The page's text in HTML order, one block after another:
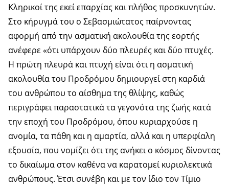
Κληρικοί της εκεί επαρχίας και πλήθος προσκυνητών.
Στο κήρυγμά του ο Σεβασμιώτατος παίρνοντας
αφορμή από την ασματική ακολουθία της εορτής
ανέφερε «ότι υπάρχουν δύο πλευρές και δύο πτυχές.
Η πρώτη πλευρά και πτυχή είναι ότι η ασματική
ακολουθία του Προδρόμου δημιουργεί στη καρδιά
του ανθρώπου το αίσθημα της θλίψης, καθώς
περιγράφει παραστατικά τα γεγονότα της ζωής κατά
την εποχή του Προδρόμου, όπου κυριαρχούσε η
ανομία, τα πάθη και η αμαρτία, αλλά και η υπερφίαλη
εξουσία, που νομίζει ότι της ανήκει ο κόσμος δίνοντας
το δικαίωμα στον καθένα να καρατομεί κυριολεκτικά
ανθρώπους. Έτσι συνέβη και με τον ίδιο τον Τίμιο